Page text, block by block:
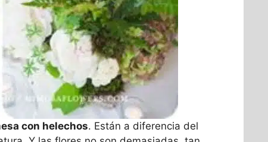
con helechos. Están a diferencia del